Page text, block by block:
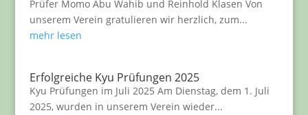
Prüfer Momo Abu Wahib und Reinhold Klasen Von
unserem Verein gratulieren wir herzlich, zum...
mehr lesen
Erfolgreiche Kyu Prüfungen 2025
Kyu Prüfungen im Juli 2025 Am Dienstag, dem 1. Juli
2025, wurden in unserem Verein wieder...